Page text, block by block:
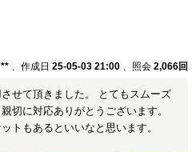
、作成日 25-05-03 21:00 、照会 2,066回
せて頂きました。 とてもスムーズ
切に対応ありがとうございます。
トもあるといいなと思います。